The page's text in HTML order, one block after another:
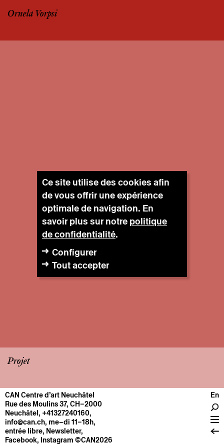
Ornela Vorpsi
Projet
CENTRE
Infos pratiques
Fonctionnement
À propos
CAN Centre d’art Neuchâtel
Rue des Moulins 37, CH–2000
Neuchâtel, +41327240160,
info@can.ch, me–di 11–18h,
entrée libre, Newsletter,
Facebook, Instagram ©CAN2026
En
Ce site utilise des cookies afin
de vous offrir une expérience
optimale de navigation. En
savoir plus sur notre politique
de confidentialité.
Configurer
Tout accepter